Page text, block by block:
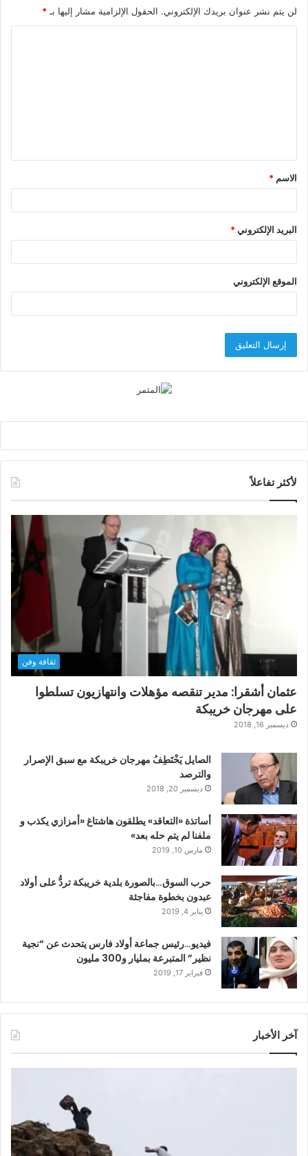
لن يتم نشر عنوان بريدك الإلكتروني. الحقول الإلزامية مشار إليها بـ *
ق
*
الاسم *
البريد الإلكتروني*
الموقع الإلكتروني
لأكثر تفاعلاً
ثقافة وفن
عثمان أشقرا: مدير تنقصه مؤهلات وانتهازيون تسلطوا
على مهرجان خريبكة
ديسمبر 16, 2018
الصايل يَخْتَطِفُ مهرجان خريبكة مع سبق الإصرار
والترصد
ديسمبر 20, 2018
أساتذة «التعاقد» يطلقون هاشتاغ «أمزازي يكذب و
ملفنا لم يتم حله بعد»
مارس 10, 2019
حرب السوق…بالصورة بلدية خريبكة تردُّ على أولاد
عبدون بخطوة مفاجئة
يناير 4, 2019
فيديو…رئيس جماعة أولاد فارس يتحدث عن “نجية
نظير” المتبرعة بمليار و300 مليون
فبراير 17, 2019
آخر الأخبار